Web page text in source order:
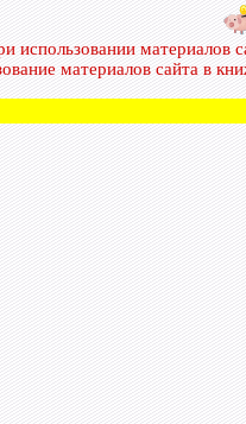
использовании материалов
материалов сайта в